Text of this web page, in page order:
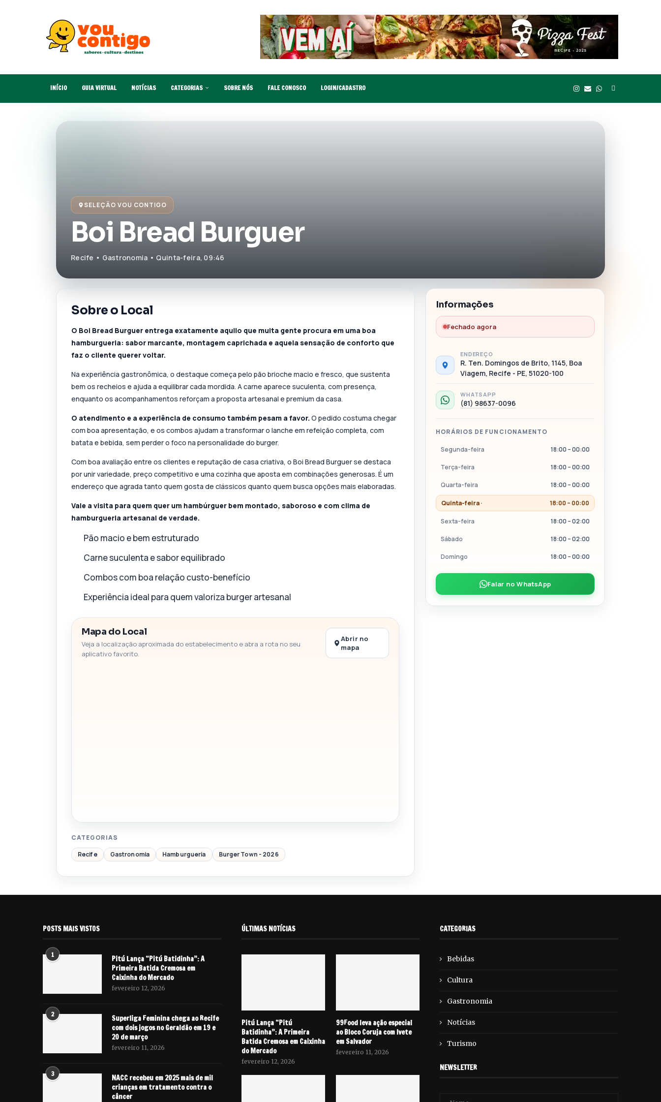
INÍCIO GUIA VIRTUAL NOTÍCIAS CATEGORIAS SOBRE NÓS FALE CONOSCO LOGIN/CADASTRO
SELEÇÃO VOU CONTIGO
Boi Bread Burguer
Recife • Gastronomia • Quinta-feira, 09:46
Sobre o Local
O Boi Bread Burguer entrega exatamente aquilo que muita gente procura em uma boa
hamburgueria: sabor marcante, montagem caprichada e aquela sensação de conforto que
faz o cliente querer voltar.
Na experiência gastronômica, o destaque começa pelo pão brioche macio e fresco, que sustenta
bem os recheios e ajuda a equilibrar cada mordida. A carne aparece suculenta, com presença,
enquanto os acompanhamentos reforçam a proposta artesanal e premium da casa.
O atendimento e a experiência de consumo também pesam a favor. O pedido costuma chegar
com boa apresentação, e os combos ajudam a transformar o lanche em refeição completa, com
batata e bebida, sem perder o foco na personalidade do burger.
Com boa avaliação entre os clientes e reputação de casa criativa, o Boi Bread Burguer se destaca
por unir variedade, preço competitivo e uma cozinha que aposta em combinações generosas. É um
endereço que agrada tanto quem gosta de clássicos quanto quem busca opções mais elaboradas.
Vale a visita para quem quer um hambúrguer bem montado, saboroso e com clima de
hamburgueria artesanal de verdade.
Pão macio e bem estruturado
Carne suculenta e sabor equilibrado
Combos com boa relação custo-benefício
Experiência ideal para quem valoriza burger artesanal
Mapa do Local
Veja a localização aproximada do estabelecimento e abra a rota no seu
aplicativo favorito.
Abrir no
mapa
CATEGORIAS
Recife
Gastronomia Hamburgueria Burger Town - 2026
Informações
Fechado agora
ENDEREÇO
R. Ten. Domingos de Brito, 1145, Boa
Viagem, Recife - PE, 51020-100
WHATSAPP
(81) 98637-0096
HORÁRIOS DE FUNCIONAMENTO
Segunda-feira 18:00 – 00:00
Terça-feira 18:00 – 00:00
Quarta-feira 18:00 – 00:00
Quinta-feira · 18:00 – 00:00
Sexta-feira 18:00 – 02:00
Sábado 18:00 – 02:00
Domingo 18:00 – 00:00
Falar no WhatsApp
POSTS MAIS VISTOS
1
Pitú Lança “Pitú Batidinha”: A
Primeira Batida Cremosa em
Caixinha do Mercado
fevereiro 12, 2026
2
Superliga Feminina chega ao Recife
com dois jogos no Geraldão em 19 e
20 de março
fevereiro 11, 2026
3
NACC recebeu em 2025 mais de mil
crianças em tratamento contra o
câncer
ÚLTIMAS NOTÍCIAS
Pitú Lança “Pitú
Batidinha”: A Primeira
Batida Cremosa em Caixinha
do Mercado
fevereiro 12, 2026
99Food leva ação especial
ao Bloco Coruja com Ivete
em Salvador
fevereiro 11, 2026
CATEGORIAS
Bebidas
Cultura
Gastronomia
Notícias
Turismo
NEWSLETTER